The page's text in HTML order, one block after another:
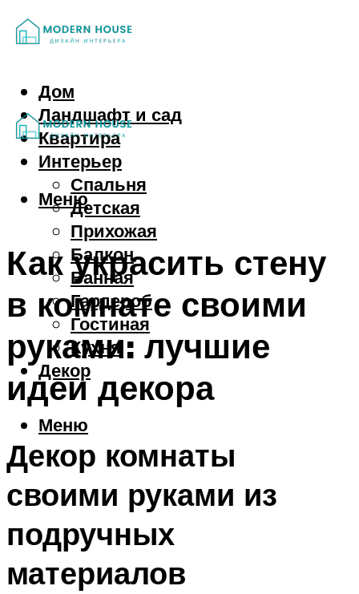
Дом
Ландшафт и сад
Квартира
Интерьер
Спальня
Детская
Прихожая
Балкон
Ванная
Гардероб
Гостиная
Кухня
Декор
Меню
Меню
Как украсить стену
в комнате своими
руками: лучшие
идеи декора
Декор комнаты
своими руками из
подручных
материалов